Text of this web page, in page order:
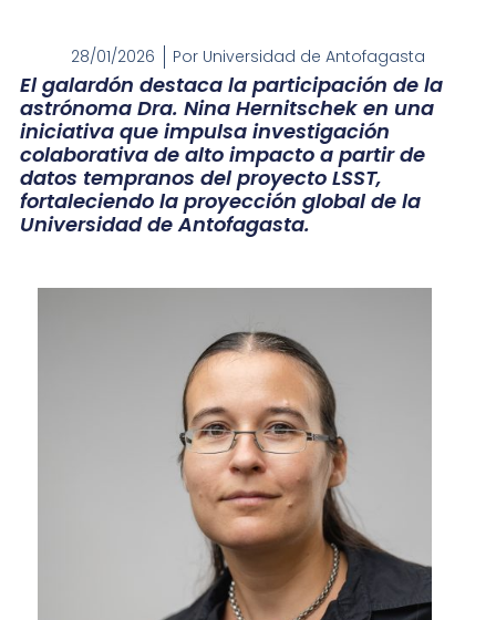
28/01/2026 Por Universidad de Antofagasta
El galardón destaca la participación de la
astrónoma Dra. Nina Hernitschek en una
iniciativa que impulsa investigación
colaborativa de alto impacto a partir de
datos tempranos del proyecto LSST,
fortaleciendo la proyección global de la
Universidad de Antofagasta.